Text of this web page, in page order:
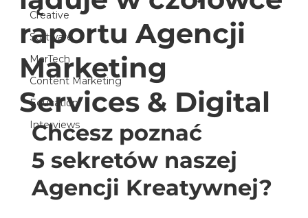
Creative
Software
MarTech
Content Marketing
Education
Interviews
raportu Agencji
Marketing
Services & Digital
Chcesz poznać
5 sekretów naszej
Agencji Kreatywnej?